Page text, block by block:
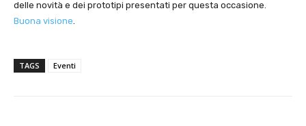
delle novità e dei prototipi presentati per questa occasione.
Buona visione
TAGS Eventi